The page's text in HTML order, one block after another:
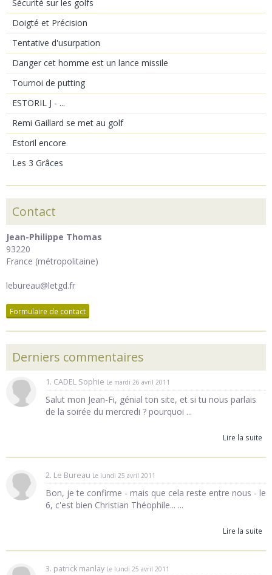
Sécurité sur les golfs
Doigté et Précision
Tentative d'usurpation
Danger cet homme est un lance missile
Tournoi de putting
ESTORIL J - ...
Remi Gaillard se met au golf
Estoril encore
Les 3 Grâces
Contact
Jean-Philippe Thomas
93220
France (métropolitaine)
lebureau@letgd.fr
Formulaire de contact
Derniers commentaires
1. CADEL Sophie Le mardi 26 avril 2011
Salut mon Jean-Fi, génial ton site, et si tu nous parlais
de la soirée du mercredi ? pourquoi ...
Lire la suite
2. Le Bureau Le lundi 25 avril 2011
Bon, je te confirme - mais que cela reste entre nous - le
6, c'est bien Christian Théophile... ...
Lire la suite
3. patrick manlay Le lundi 25 avril 2011